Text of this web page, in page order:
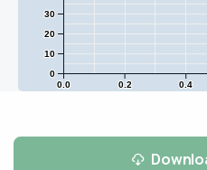
0.0 0.2 0.4
0
10
20
30